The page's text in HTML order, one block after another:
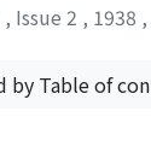
, Issue 2 , 1938 ,
Table of